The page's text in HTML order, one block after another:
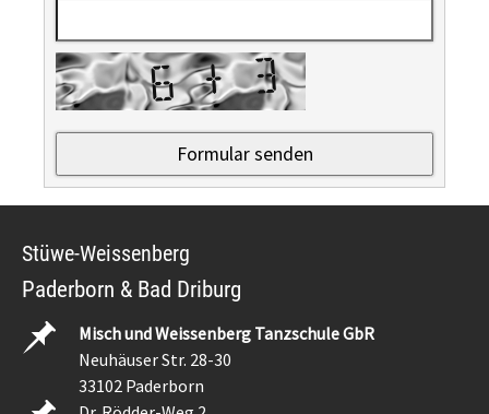
Stüwe-Weissenberg
Paderborn & Bad Driburg
Misch und Weissenberg Tanzschule GbR
Neuhäuser Str. 28-30
33102 Paderborn